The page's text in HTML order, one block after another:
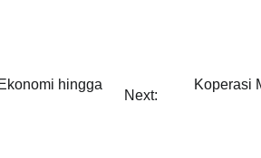
hingga
Next:
Koperasi